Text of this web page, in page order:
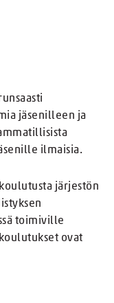
jäsenilleen ja
ilmaisia.
järjestön
toimiville
ovat